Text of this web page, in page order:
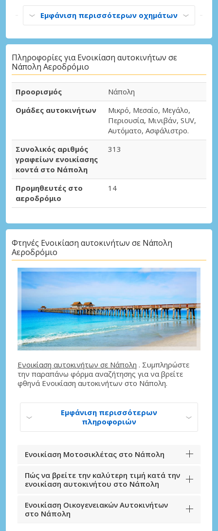
Εμφάνιση περισσότερων οχημάτων
Πληροφορίες για Ενοικίαση αυτοκινήτων σε
Νάπολη Αεροδρόμιο
Προορισμός
Νάπολη
Ομάδες αυτοκινήτων
Μικρό, Μεσαίο, Μεγάλο,
Περιουσία, Μινιβάν, SUV,
Αυτόματο, Ασφάλιστρο.
Συνολικός αριθμός
γραφείων ενοικίασης
κοντά στο Νάπολη
313
Προμηθευτές στο
αεροδρόμιο
14
Φτηνές Ενοικίαση αυτοκινήτων σε Νάπολη
Αεροδρόμιο
Ενοικίαση αυτοκινήτων σε Νάπολη . Συμπληρώστε
την παραπάνω φόρμα αναζήτησης για να βρείτε
φθηνά Ενοικίαση αυτοκινήτων στο Νάπολη.
Εμφάνιση περισσότερων
πληροφοριών
Ενοικίαση Μοτοσικλέτας στο Νάπολη
Πώς να βρείτε την καλύτερη τιμή κατά την
ενοικίαση αυτοκινήτου στο Νάπολη
Ενοικίαση Οικογενειακών Αυτοκινήτων
στο Νάπολη